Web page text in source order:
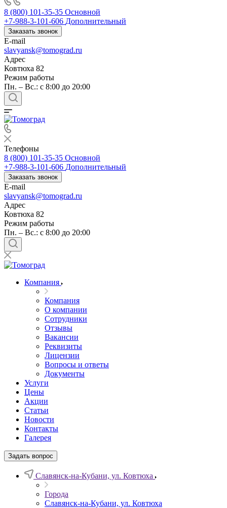
8 (800) 101-35-35 Основной
+7-988-3-101-606 Дополнительный
Заказать звонок
E-mail
slavyansk@tomograd.ru
Адрес
Ковтюха 82
Режим работы
Пн. – Вс.: с 8:00 до 20:00
Телефоны
8 (800) 101-35-35 Основной
+7-988-3-101-606 Дополнительный
Заказать звонок
E-mail
slavyansk@tomograd.ru
Адрес
Ковтюха 82
Режим работы
Пн. – Вс.: с 8:00 до 20:00
Компания
Компания
О компании
Сотрудники
Отзывы
Вакансии
Реквизиты
Лицензии
Вопросы и ответы
Документы
Услуги
Цены
Акции
Статьи
Новости
Контакты
Галерея
Задать вопрос
Славянск-на-Кубани, ул. Ковтюха
Города
Славянск-на-Кубани, ул. Ковтюха